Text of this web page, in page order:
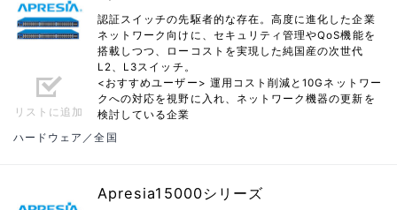
リストに追加
認証スイッチの先駆者的な存在。高度に進化した企業
ネットワーク向けに、セキュリティ管理やQoS機能を
搭載しつつ、ローコストを実現した純国産の次世代
L2、L3スイッチ。
<おすすめユーザー> 運用コスト削減と10Gネットワー
クへの対応を視野に入れ、ネットワーク機器の更新を
検討している企業
ハードウェア／全国
Apresia15000シリーズ